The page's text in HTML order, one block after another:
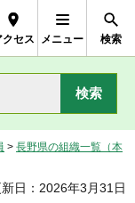
クセス メニュー 検索
> 長野県の組織一覧（本
日：2026年3月31日